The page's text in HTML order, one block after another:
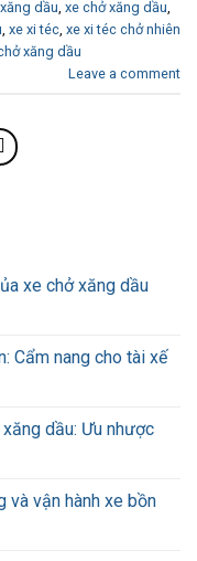
dầu xe chở xăng dầu
xe xi téc xe xi téc chở nhiên
xăng dầu
Leave a comment
xe chở xăng dầu
Cẩm nang cho tài xế
dầu: Ưu nhược
và vận hành xe bồn